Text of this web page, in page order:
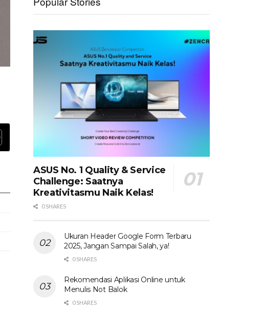
ASUS No. 1 Quality & Service
Challenge: Saatnya
Kreativitasmu Naik Kelas!
0 SHARES
Ukuran Header Google Form Terbaru
2025, Jangan Sampai Salah, ya!
0 SHARES
Rekomendasi Aplikasi Online untuk
Menulis Not Balok
0 SHARES